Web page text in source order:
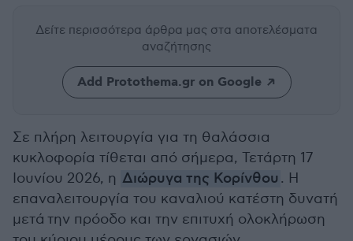
Δείτε περισσότερα άρθρα μας στα αποτελέσματα
αναζήτησης
Add Protothema.gr on Google
Σε πλήρη λειτουργία για τη θαλάσσια
κυκλοφορία τίθεται από σήμερα, Τετάρτη 17
Ιουνίου 2026, η Διώρυγα της Κορίνθου . Η
επαναλειτουργία του καναλιού κατέστη δυνατή
μετά την πρόοδο και την επιτυχή ολοκλήρωση